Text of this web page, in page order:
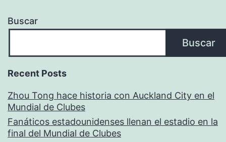
Buscar
Buscar
Recent Posts
Zhou Tong hace historia con Auckland City en el
Mundial de Clubes
Fanáticos estadounidenses llenan el estadio en la
final del Mundial de Clubes